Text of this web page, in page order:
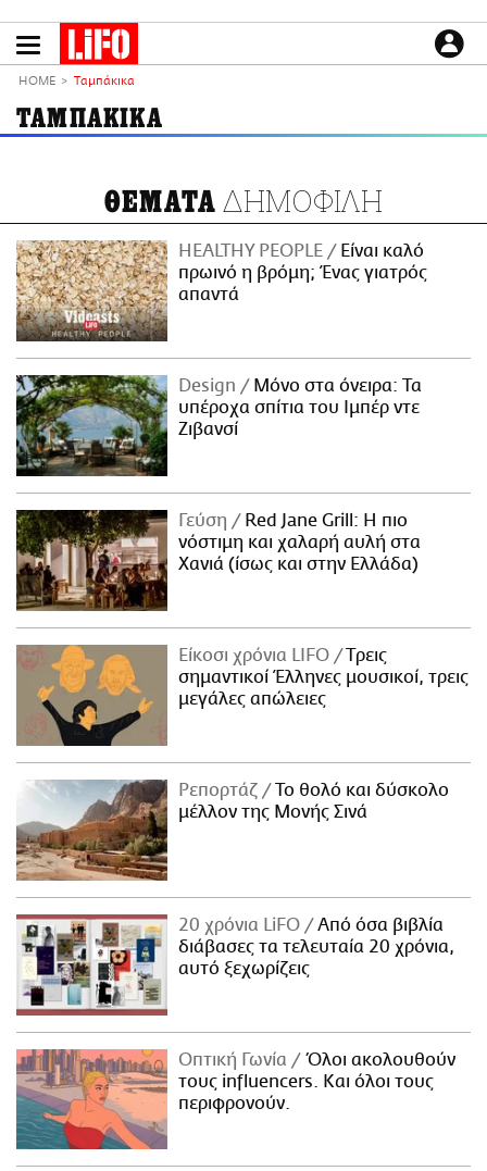
το
LIFO SHOP
NEWSLETTER
ΜΙΚΡΟΠΡΑΓΜΑΤΑ
THE GOOD LIFO
LIFOLAND
CITY GUIDE
ΑΜΠΑ
PRINT
ΕΙΔΗΣΕΙΣ
CULTURE
PODCASTS
Plus
HOME Ταμπάκικα
ΤΑΜΠΑΚΙΚΑ
ΘΕΜΑΤΑ ΔΗΜΟΦΙΛΗ
HEALTHY PEOPLE
Είναι καλό
πρωινό η βρόμη; Ένας γιατρός
απαντά
Design
Μόνο στα όνειρα: Τα
υπέροχα σπίτια του Ιμπέρ ντε
Ζιβανσί
Γεύση
Red Jane Grill: Η πιο
νόστιμη και χαλαρή αυλή στα
Χανιά (ίσως και στην Ελλάδα)
Είκοσι χρόνια LIFO
Tρεις
σημαντικοί Έλληνες μουσικοί, τρεις
μεγάλες απώλειες
Ρεπορτάζ
Το θολό και δύσκολο
μέλλον της Μονής Σινά
20 χρόνια LiFO
Από όσα βιβλία
διάβασες τα τελευταία 20 χρόνια,
αυτό ξεχωρίζεις
Οπτική Γωνία
Όλοι ακολουθούν
τους influencers. Και όλοι τους
περιφρονούν.